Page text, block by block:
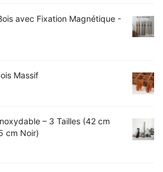
avec Fixation Magnétique -
Massif
– 3 Tailles (42 cm
cm Noir)